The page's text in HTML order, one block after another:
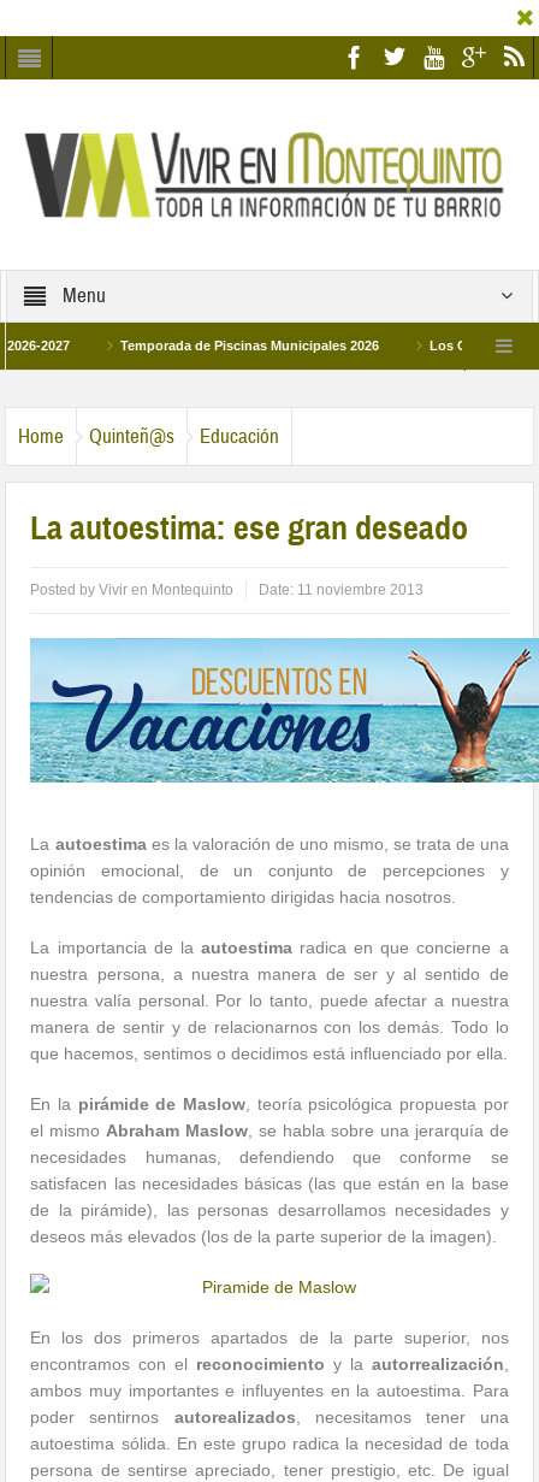
Menu
Temporada de Piscinas Municipales 2026 Los Campus de
Home Quinteñ@s Educación
La autoestima: ese gran deseado
Posted byVivir en Montequinto Date: 11 noviembre 2013
La autoestimaes la valoración de uno mismo, se trata de una
opinión emocional, de un conjunto de percepciones y
tendencias de comportamiento dirigidas hacia nosotros.
La importancia de la autoestimaradica en que concierne a
nuestra persona, a nuestra manera de ser y al sentido de
nuestra valía personal. Por lo tanto, puede afectar a nuestra
manera de sentir y de relacionarnos con los demás. Todo lo
que hacemos, sentimos o decidimos está influenciado por ella.
En la pirámide de Maslow , teoría psicológica propuesta por
el mismo Abraham Maslow , se habla sobre una jerarquía de
necesidades humanas, defendiendo que conforme se
satisfacen las necesidades básicas (las que están en la base
de la pirámide), las personas desarrollamos necesidades y
deseos más elevados (los de la parte superior de la imagen).
En los dos primeros apartados de la parte superior, nos
encontramos con el reconocimiento y la autorrealización
ambos muy importantes e influyentes en la autoestima. Para
poder sentirnos autorealizados , necesitamos tener una
autoestima sólida. En este grupo radica la necesidad de toda
persona de sentirse apreciado, tener prestigio, etc. De igual